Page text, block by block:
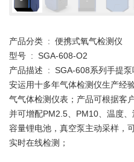
产品分类 : 便携式氧气检测仪
型号 : SGA-608-O2
产品描述 : SGA-608系列手提泵
安运用十多年气体检测仪生产经
气气体检测仪表；产品可根据客
并可增配PM2.5、PM10、温度
容量锂电池，真空泵主动采样，
实时在线检测；